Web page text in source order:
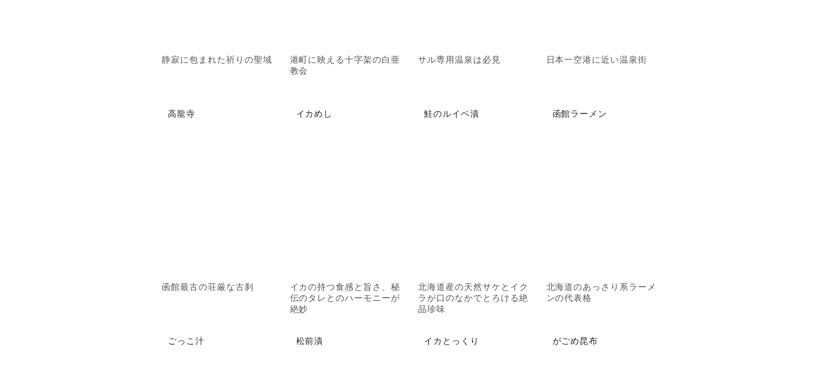
静寂に包まれた祈りの聖域
港町に映える十字架の白亜
教会
サル専用温泉は必見 日本一空港に近い温泉街
高龍寺
函館最古の荘厳な古刹
イカめし
イカの持つ食感と旨さ、秘
伝のタレとのハーモニーが
絶妙
鮭のルイベ漬
北海道産の天然サケとイク
ラが口のなかでとろける絶
品珍味
函館ラーメン
北海道のあっさり系ラーメ
ンの代表格
ごっこ汁 松前漬 イカとっくり がごめ昆布